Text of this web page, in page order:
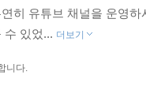
열심히 노력하는 당신에게
실하면서도 따뜻한 공감
연히 유튜브 채널을 운영
수 있었... 더보기
니다.